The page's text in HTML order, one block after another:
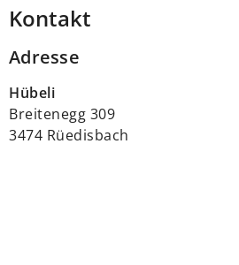
Kontakt
Adresse
Hübeli
Breitenegg 309
3474 Rüedisbach